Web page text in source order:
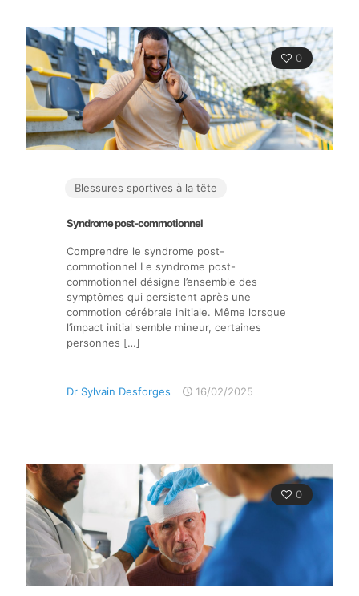
0
Blessures sportives à la tête
Syndrome post-commotionnel
Comprendre le syndrome post-
commotionnel Le syndrome post-
commotionnel désigne l’ensemble des
symptômes qui persistent après une
commotion cérébrale initiale. Même lorsque
l’impact initial semble mineur, certaines
personnes […]
Dr Sylvain Desforges 16/02/2025
0